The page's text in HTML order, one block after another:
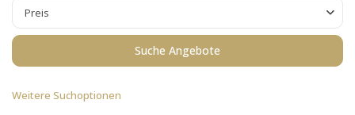
Preis
Weitere Suchoptionen